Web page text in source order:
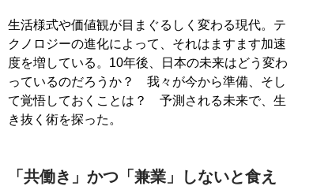
生活様式や価値観が目まぐるしく変わる現代。テ
クノロジーの進化によって、それはますます加速
度を増している。10年後、日本の未来はどう変わ
っているのだろうか？ 我々が今から準備、そし
て覚悟しておくことは？ 予測される未来で、生
き抜く術を探った。
「共働き」かつ「兼業」しないと食え